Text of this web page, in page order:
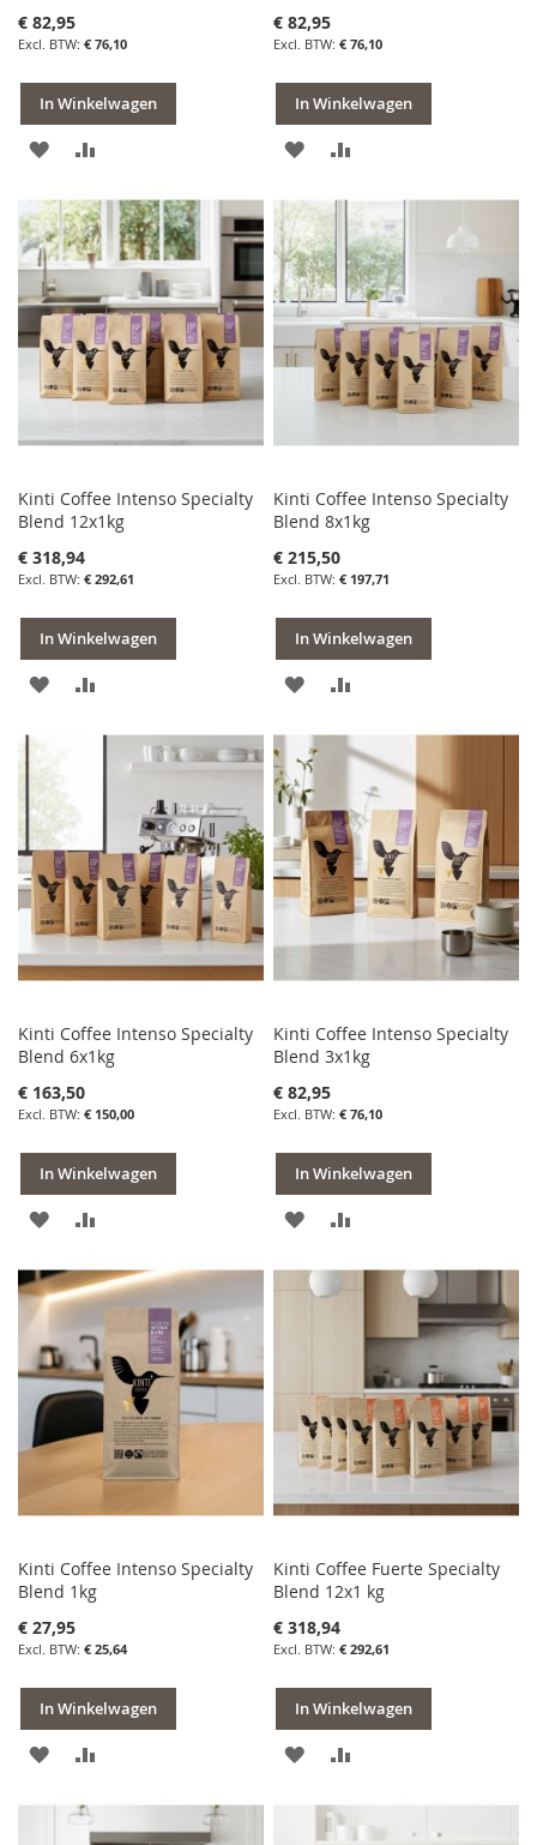
€ 82,95
€ 76,10
In Winkelwagen
VOEG
AAN
VERLANGLIJST
TE
VERGELIJKEN
€ 82,95
€ 76,10
In Winkelwagen
VOEG
AAN
VERLANGLIJST
TE
VERGELIJKEN
Kinti Coffee Intenso Specialty
Blend 12x1kg
€ 318,94
€ 292,61
In Winkelwagen
VOEG
VERLANGLIJST
VERGELIJKEN
Kinti Coffee Intenso Specialty
Blend 8x1kg
€ 215,50
€ 197,71
In Winkelwagen
VOEG
AAN
VERLANGLIJST
TE
VERGELIJKEN
Kinti Coffee Intenso Specialty
Blend 6x1kg
€ 163,50
€ 150,00
In Winkelwagen
VOEG
AAN
VERLANGLIJST
TE
VERGELIJKEN
Kinti Coffee Intenso Specialty
Blend 3x1kg
€ 82,95
€ 76,10
In Winkelwagen
VOEG
AAN
VERLANGLIJST
VERGELIJKEN
Kinti Coffee Intenso Specialty
Blend 1kg
€ 27,95
€ 25,64
In Winkelwagen
VOEG
TE
Kinti Coffee Fuerte Specialty
Blend 12x1 kg
€ 318,94
€ 292,61
In Winkelwagen
VOEG
AAN
TE